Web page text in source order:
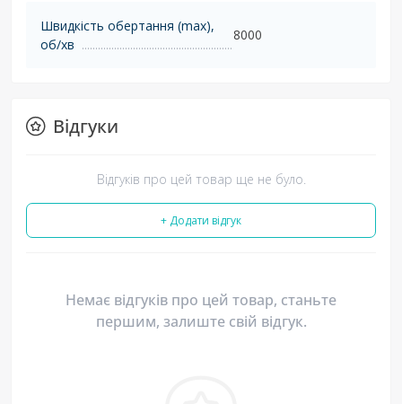
Швидкість обертання (max),
об/хв
8000
Відгуки
Відгуків про цей товар ще не було.
+ Додати відгук
Немає відгуків про цей товар, станьте
першим, залиште свій відгук.